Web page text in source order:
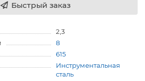
Быстрый заказ
2,3
8
615
Инструментальная
сталь